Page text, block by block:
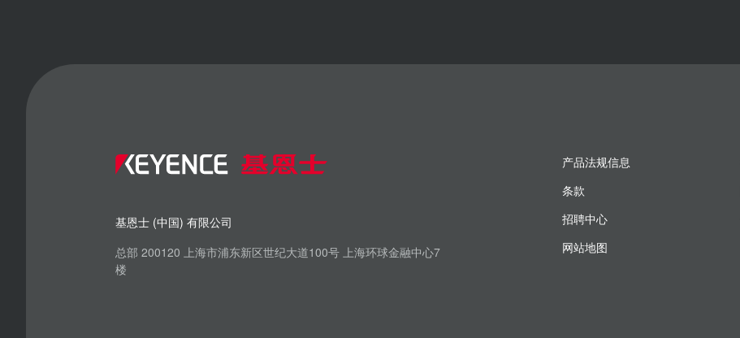
基恩士 (中国) 有限公司
总部 200120 上海市浦东新区世纪大道100号 上海环球金融中心7
楼
产品法规信息
条款
招聘中心
网站地图